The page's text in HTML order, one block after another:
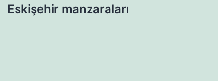
Eskişehir manzaraları